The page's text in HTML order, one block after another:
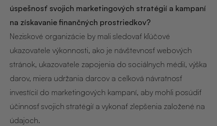
úspešnosť svojich marketingových stratégií a kampaní
na získavanie finančných prostriedkov?
Neziskové organizácie by mali sledovať kľúčové
ukazovatele výkonnosti, ako je návštevnosť webových
stránok, ukazovatele zapojenia do sociálnych médií, výška
darov, miera udržania darcov a celková návratnosť
investícií do marketingových kampaní, aby mohli posúdiť
účinnosť svojich stratégií a vykonať zlepšenia založené na
údajoch.